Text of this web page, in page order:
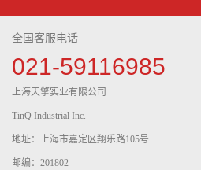
全国客服电话
021-59116985
上海天擎实业有限公司
TinQ Industrial Inc.
地址：上海市嘉定区翔乐路105号
邮编：201802